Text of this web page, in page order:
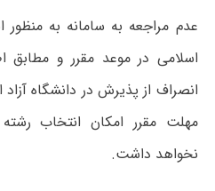
عدم مراجعه به سامانه به منظور
اسلامی در موعد مقرر و مطابق
انصراف از پذیرش در دانشگاه
مهلت مقرر امکان انتخاب
نخواهد داشت.